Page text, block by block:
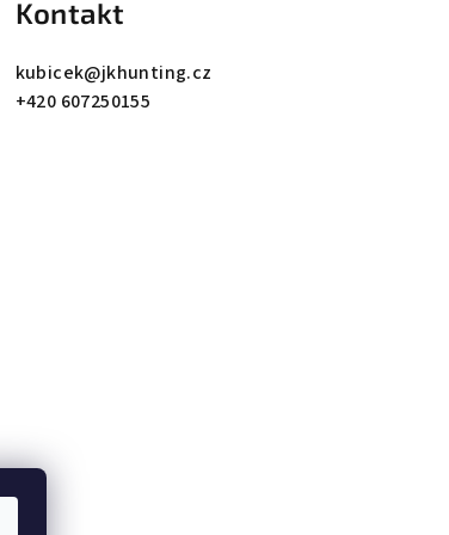
Kontakt
kubicek@jkhunting.cz
+420 607250155